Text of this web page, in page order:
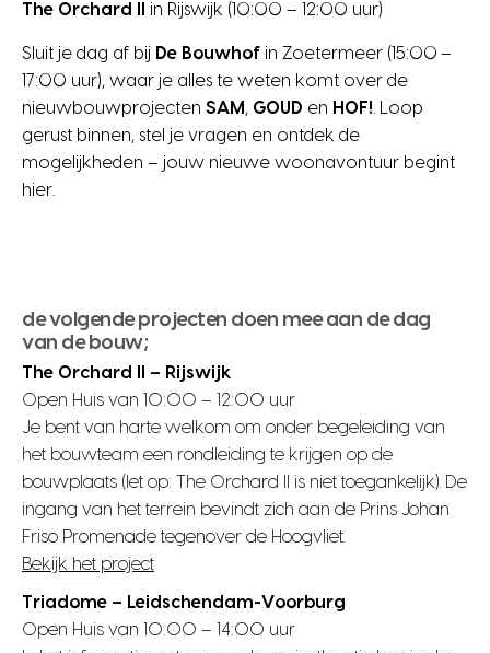
The Orchard II in Rijswijk (10:00 – 12:00 uur)
Sluit je dag af bij De Bouwhofin Zoetermeer (15:00 –
17:00 uur), waar je alles te weten komt over de
nieuwbouwprojecten SAM , GOUD en HOF! . Loop
gerust binnen, stel je vragen en ontdek de
mogelijkheden – jouw nieuwe woonavontuur begint
hier.
de volgende projecten doen mee aan de dag
van de bouw;
The Orchard II – Rijswijk
Open Huis van 10:00 – 12:00 uur
Je bent van harte welkom om onder begeleiding van
het bouwteam een rondleiding te krijgen op de
bouwplaats (let op: The Orchard II is niet toegankelijk). De
ingang van het terrein bevindt zich aan de Prins Johan
Friso Promenade tegenover de Hoogvliet.
Bekijk het project
Triadome – Leidschendam-Voorburg
Open Huis van 10:00 – 14:00 uur